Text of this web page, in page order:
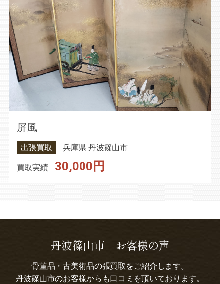
屏風
出張買取 兵庫県 丹波篠山市
買取実績 30,000円
丹波篠山市 お客様の声
骨董品・古美術品の張買取をご紹介します。
丹波篠山市のお客様からも口コミを頂いております。